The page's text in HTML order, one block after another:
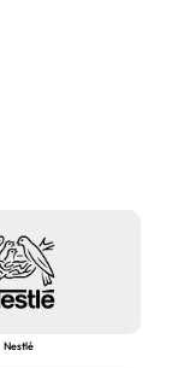
Nestlé